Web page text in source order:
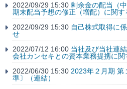
2022/09/29 15:30 剰余金の配当（
期末配当予想の修正（増配）に関す
2022/09/29 15:30 自己株式取得に
せ
2022/07/12 16:00 当社及び当社連
会社カンセキとの資本業務提携に
2022/06/30 15:30 2023年２月期 第
準〕（連結）